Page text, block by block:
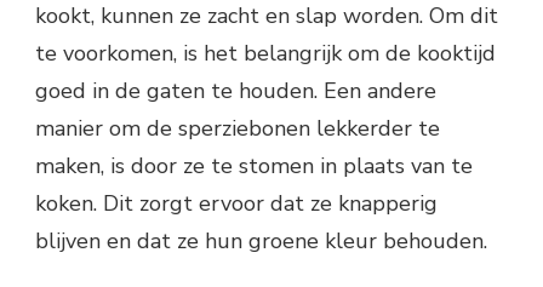
kookt, kunnen ze zacht en slap worden. Om dit
te voorkomen, is het belangrijk om de kooktijd
goed in de gaten te houden. Een andere
manier om de sperziebonen lekkerder te
maken, is door ze te stomen in plaats van te
koken. Dit zorgt ervoor dat ze knapperig
blijven en dat ze hun groene kleur behouden.